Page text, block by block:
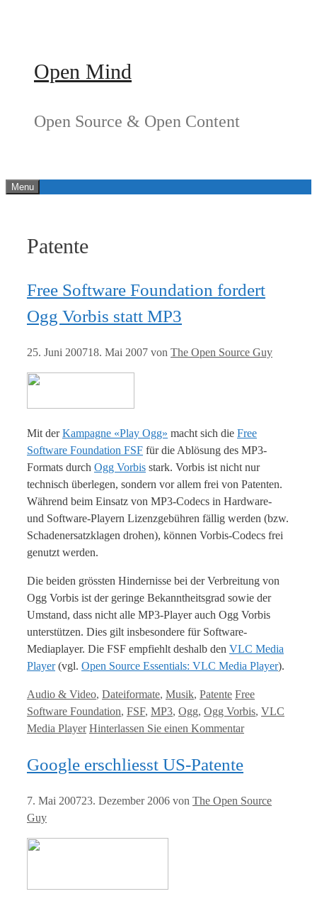
Open Mind
Open Source & Open Content
Menu
Patente
Free Software Foundation fordert
Ogg Vorbis statt MP3
25. Juni 200718. Mai 2007 von The Open Source Guy
Mit derKampagne «Play Ogg» macht sich die Free
Software Foundation FSF für die Ablösung des MP3-
Formats durch Ogg Vorbis stark. Vorbis ist nicht nur
technisch überlegen, sondern vor allem frei von Patenten.
Während beim Einsatz von MP3-Codecs in Hardware-
und Software-Playern Lizenzgebühren fällig werden (bzw.
Schadenersatzklagen drohen), können Vorbis-Codecs frei
genutzt werden.
Die beiden grössten Hindernisse bei der Verbreitung von
Ogg Vorbis ist der geringe Bekanntheitsgrad sowie der
Umstand, dass nicht alle MP3-Player auch Ogg Vorbis
unterstützen. Dies gilt insbesondere für Software-
Mediaplayer. Die FSF empfiehlt deshalb den VLC Media
Player(vgl. Open Source Essentials: VLC Media Player).
Kategorien
Audio & Video, Dateiformate, Musik, Patente Tags
Free
Software Foundation, FSF, MP3, Ogg, Ogg Vorbis, VLC
Media Player Hinterlassen Sie einen Kommentar
Google erschliesst US-Patente
7. Mai 200723. Dezember 2006 von The Open Source
Guy